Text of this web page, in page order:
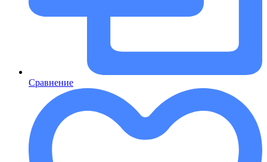
Сравнение